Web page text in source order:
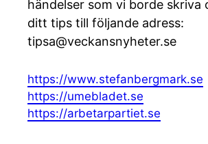
händelser som vi borde skriva
ditt tips till följande adress:
tipsa@veckansnyheter.se
https://www.stefanbergmark.se
https://umebladet.se
https://arbetarpartiet.se